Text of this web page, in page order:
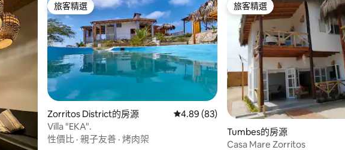
旅客精選
旅客精選
Zorritos District的房源 從 83 則評價中獲得 4.89 的平均評分（滿
4.89 (83)
Villa "EKA".
性價比 · 親子友善 · 烤肉架
旅客精選
旅客精選
Tumbes的房源
Casa Mare Zorritos